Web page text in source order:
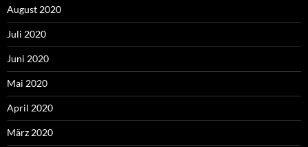
August 2020
Juli 2020
Juni 2020
Mai 2020
April 2020
März 2020